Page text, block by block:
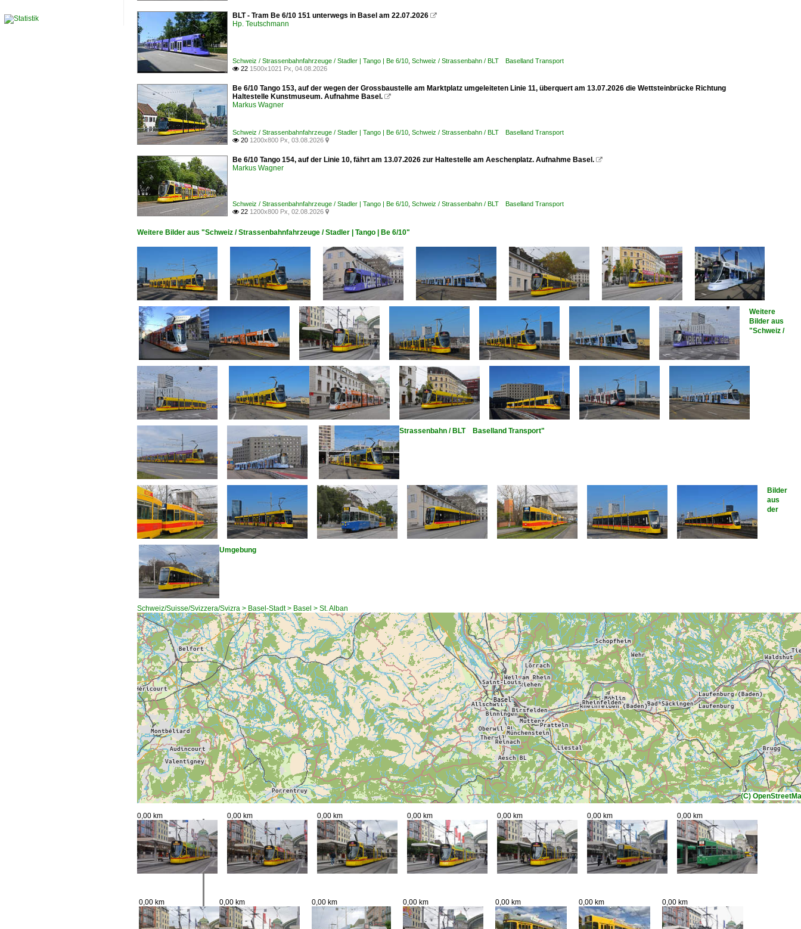
BLT - Tram Be 6/10 151 unterwegs in Basel am 22.07.2026 
Hp. Teutschmann
Schweiz / Strassenbahnfahrzeuge / Stadler | Tango | Be 6/10 Schweiz / Strassenbahn / BLT Baselland Transport
 22 1500x1021 Px, 04.08.2026
Be 6/10 Tango 153, auf der wegen der Grossbaustelle am Marktplatz umgeleiteten Linie 11, überquert am 13.07.2026 die Wettsteinbrücke Richtung
Haltestelle Kunstmuseum. Aufnahme Basel. 
Markus Wagner
Schweiz / Strassenbahnfahrzeuge / Stadler | Tango | Be 6/10 Schweiz / Strassenbahn / BLT Baselland Transport
 20 1200x800 Px, 03.08.2026 
Be 6/10 Tango 154, auf der Linie 10, fährt am 13.07.2026 zur Haltestelle am Aeschenplatz. Aufnahme Basel. 
Markus Wagner
Schweiz / Strassenbahnfahrzeuge / Stadler | Tango | Be 6/10 Schweiz / Strassenbahn / BLT Baselland Transport
 22 1200x800 Px, 02.08.2026 
Weitere Bilder aus "Schweiz / Strassenbahnfahrzeuge / Stadler | Tango | Be 6/10"
Weitere
Bilder aus
"Schweiz /
Strassenbahn / BLT Baselland Transport"
Bilder
aus
der
Umgebung
Schweiz/Suisse/Svizzera/Svizra > Basel-Stadt > Basel > St. Alban
(C)
0,00 km 0,00 km 0,00 km 0,00 km 0,00 km 0,00 km 0,00 km
0,00 km 0,00 km 0,00 km 0,00 km 0,00 km 0,00 km 0,00 km